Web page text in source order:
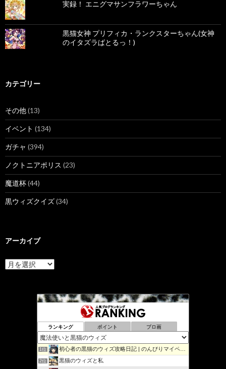
実録！ エニグマサンフラワーちゃん
黒猫女神 プリフィカ・ランクスターちゃん(女神
のイタズラばとるっ！)
カテゴリー
その他(13)
イベント (134)
ガチャ (394)
ノクトニアポリス (23)
魔道杯(44)
黒ウィズクイズ(34)
アーカイブ
ア
ー
ランキング ポイント ブロ画
1位 初心者の黒猫のウィズ攻略日記 | のんびりマイペースで攻略…
2位 黒猫のウィズと私